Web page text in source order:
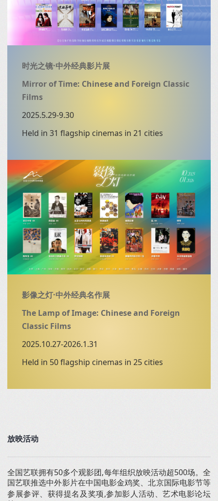
时光之镜·中外经典影片展
Mirror of Time: Chinese and Foreign Classic
Films
2025.5.29-9.30
Held in 31 flagship cinemas in 21 cities
影像之灯·中外经典名作展
The Lamp of Image: Chinese and Foreign
Classic Films
2025.10.27-2026.1.31
Held in 50 flagship cinemas in 25 cities
放映活动
全国艺联拥有50多个观影团,每年组织放映活动超500场。全
国艺联推选中外影片在中国电影金鸡奖、北京国际电影节等
参展参评、获得提名及奖项,参加影人活动、艺术电影论坛